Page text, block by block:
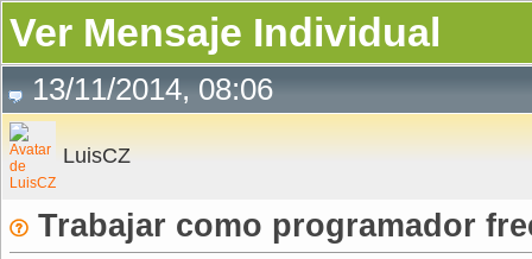
Ver Mensaje Individual
13/11/2014, 08:06
LuisCZ
Trabajar como programador